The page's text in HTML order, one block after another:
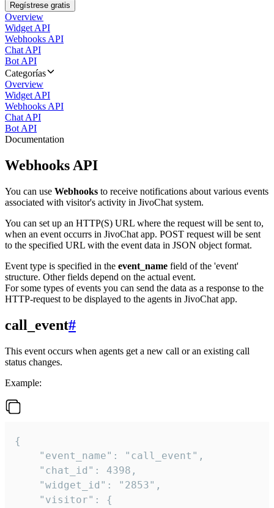
Regístrese gratis
Overview
Widget API
Webhooks API
Chat API
Bot API
Categorías
Overview
Widget API
Webhooks API
Chat API
Bot API
Documentation
Webhooks API
You can use Webhooks to receive notifications about various events
associated with visitor's activity in JivoChat system.
You can set up an HTTP(S) URL where the request will be sent to,
when an event occurrs in JivoChat app. POST request will be sent
to the specified URL with the event data in JSON object format.
Event type is specified in the event_name field of the 'event'
structure. Other fields depend on the actual event.
For some types of events you can send the data as a response to the
HTTP-request to be displayed to the agents in JivoChat app.
call_event#
This event occurs when agents get a new call or an existing call
status changes.
Example:
{
    "event_name": "call_event",
    "chat_id": 4398,
    "widget_id": "2853",
    "visitor": {